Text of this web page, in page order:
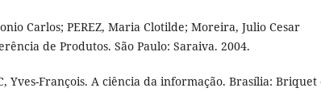
Carlos; PEREZ, Maria Clotilde; Moreira, Julio Cesar
de Produtos. São Paulo: Saraiva. 2004.
Yves-François. A ciência da informação. Brasília: Briquet